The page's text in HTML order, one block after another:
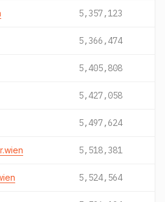
5,357,123
5,366,474
5,405,808
5,427,058
5,497,624
5,518,381
5,524,564